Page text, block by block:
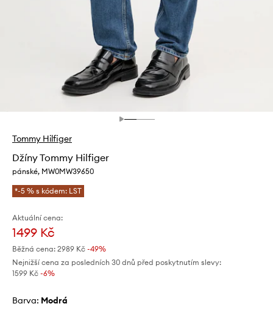
Tommy Hilfiger
Džíny Tommy Hilfiger
pánské, MW0MW39650
*-5 % s kódem: LST
Aktuální cena:
1499 Kč
Běžná cena: 2989 Kč -49%
Nejnižší cena za posledních 30 dnů před poskytnutím slevy:
1599 Kč -6%
Barva: modrá